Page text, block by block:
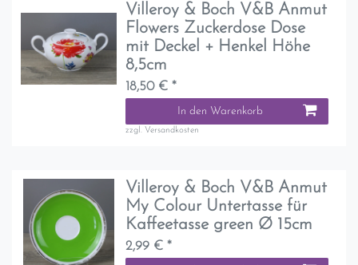
Villeroy & Boch V&B Anmut
Flowers Zuckerdose Dose
mit Deckel + Henkel Höhe
8,5cm
18,50 € *
In den Warenkorb
zzgl. Versandkosten
Villeroy & Boch V&B Anmut
My Colour Untertasse für
Kaffeetasse green Ø 15cm
2,99 € *